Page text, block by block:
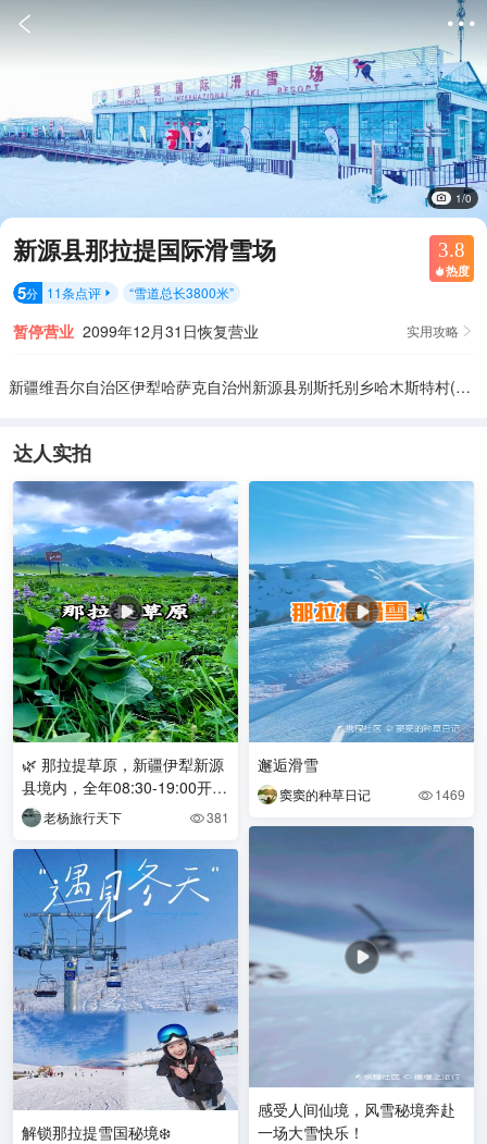
 
1/0
新源县那拉提国际滑雪场 3.8
 热度
5分 11条点评  “雪道总长3800米”
暂停营业 2099年12月31日恢复营业 实用攻略 
新疆维吾尔自治区伊犁哈萨克自治州新源县别斯托别乡哈木斯特村(那拉提机场对面)
达人实拍
🌿 那拉提草原，新疆伊犁新源
县境内，全年08:30-19:00开
放，可以说是新疆最好玩的大
草原。
老杨旅行天下 381
解锁那拉提雪国秘境❄️
邂逅滑雪
窦窦的种草日记  1469
感受人间仙境，风雪秘境奔赴
一场大雪快乐！